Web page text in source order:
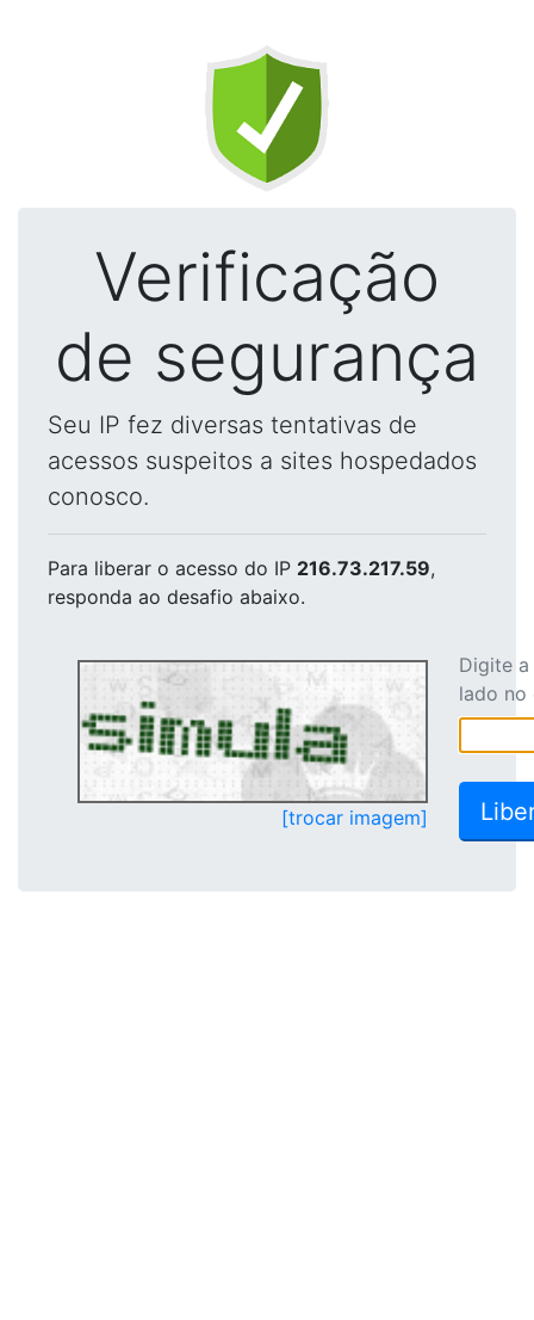
Verificação
de segurança
Seu IP fez diversas tentativas de
acessos suspeitos a sites hospedados
conosco.
Para liberar o acesso do IP 216.73.217.59,
responda ao desafio abaixo.
[trocar imagem]
Digite
lado no